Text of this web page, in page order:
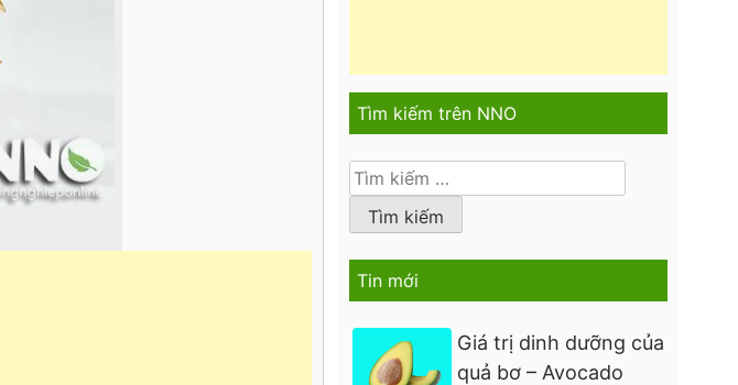
Tìm kiếm trên NNO
Tìm
kiếm
cho:
Tin mới
Giá trị dinh dưỡng của
quả bơ – Avocado